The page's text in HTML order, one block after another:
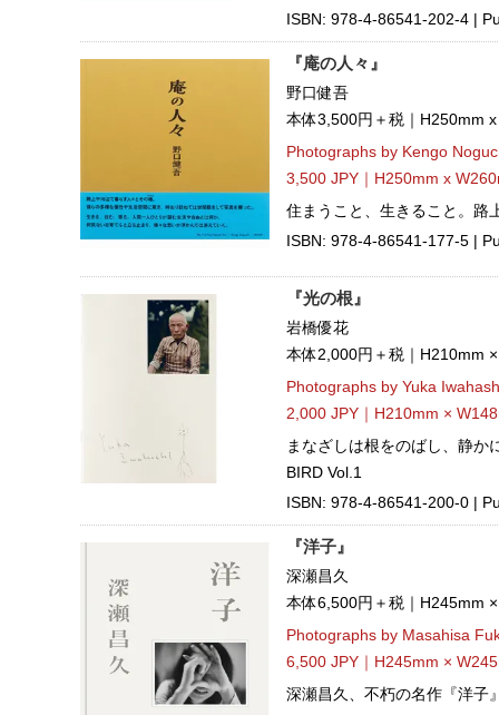
ISBN: 978-4-86541-202-4 |
『庵の人々』
野口健吾
本体3,500円＋税｜H250mm
Photographs by Kengo
3,500 JPY｜H250mm x
住まうこと、生きること。路
ISBN: 978-4-86541-177-5 |
『光の根』
岩橋優花
本体2,000円＋税｜H210mm
Photographs by Yuka
2,000 JPY｜H210mm ×
まなざしは根をのばし、静か
BIRD Vol.1
ISBN: 978-4-86541-200-0 |
『洋子』
深瀬昌久
本体6,500円＋税｜H245mm
Photographs by Masahisa
6,500 JPY｜H245mm ×
深瀬昌久、不朽の名作『洋子